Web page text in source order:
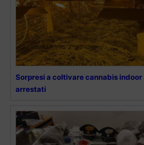
Sorpresi a coltivare cannabis
arrestati